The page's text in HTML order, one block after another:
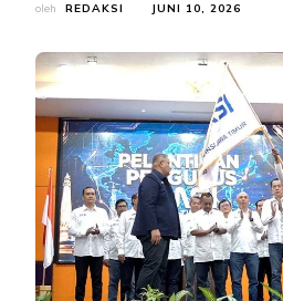
oleh REDAKSI JUNI 10, 2026